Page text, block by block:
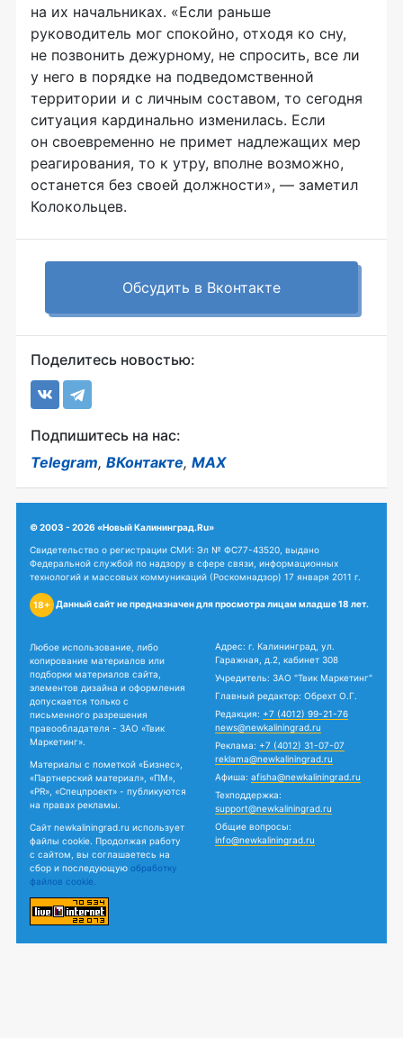
на их начальниках. «Если раньше
руководитель мог спокойно, отходя ко сну,
не позвонить дежурному, не спросить, все ли
у него в порядке на подведомственной
территории и с личным составом, то сегодня
ситуация кардинально изменилась. Если
он своевременно не примет надлежащих мер
реагирования, то к утру, вполне возможно,
останется без своей должности», — заметил
Колокольцев.
Обсудить в Вконтакте
Поделитесь новостью:
Подпишитесь на нас:
Telegram, ВКонтакте, MAX
© 2003 - 2026 «Новый Калининград.Ru»
Свидетельство о регистрации СМИ: Эл № ФС77-43520, выдано
Федеральной службой по надзору в сфере связи, информационных
технологий и массовых коммуникаций (Роскомнадзор) 17 января 2011 г.
18+ Данный сайт не предназначен для просмотра лицам младше 18 лет.
Любое использование, либо
копирование материалов или
подборки материалов сайта,
элементов дизайна и оформления
допускается только с
письменного разрешения
правообладателя - ЗАО «Твик
Маркетинг».
Материалы с пометкой «Бизнес»,
«Партнерский материал», «ПМ»,
«PR», «Спецпроект» - публикуются
на правах рекламы.
Сайт newkaliningrad.ru использует
файлы cookie. Продолжая работу
с сайтом, вы соглашаетесь на
сбор и последующую обработку
файлов cookie.
Адрес: г. Калининград, ул.
Гаражная, д.2, кабинет 308
Учредитель: ЗАО "Твик Маркетинг"
Главный редактор: Обрехт О.Г.
Редакция: +7 (4012) 99-21-76
news@newkaliningrad.ru
Реклама: +7 (4012) 31-07-07
reklama@newkaliningrad.ru
Афиша: afisha@newkaliningrad.ru
Техподдержка:
support@newkaliningrad.ru
Общие вопросы:
info@newkaliningrad.ru